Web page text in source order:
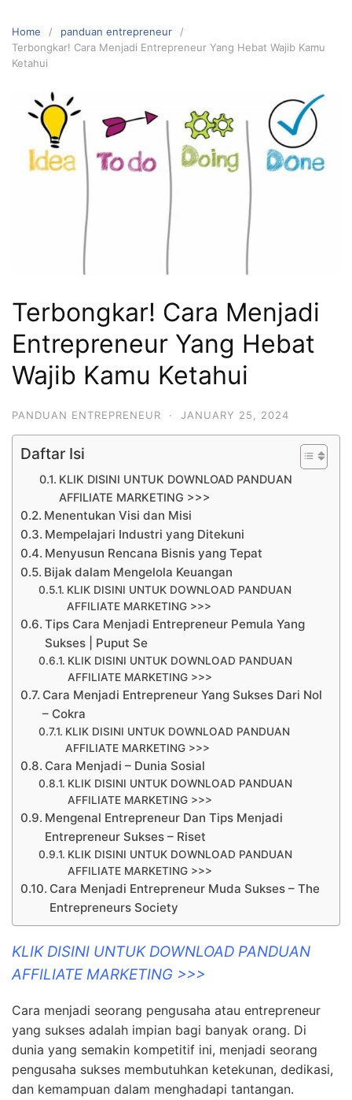
Home
panduan entrepreneur
Terbongkar! Cara Menjadi Entrepreneur Yang Hebat Wajib Kamu
Ketahui
Terbongkar! Cara Menjadi
Entrepreneur Yang Hebat
Wajib Kamu Ketahui
PANDUAN ENTREPRENEUR · JANUARY 25, 2024
Daftar Isi
KLIK DISINI UNTUK DOWNLOAD PANDUAN
AFFILIATE MARKETING >>>
Menentukan Visi dan Misi
Mempelajari Industri yang Ditekuni
Menyusun Rencana Bisnis yang Tepat
Bijak dalam Mengelola Keuangan
KLIK DISINI UNTUK DOWNLOAD PANDUAN
AFFILIATE MARKETING >>>
Tips Cara Menjadi Entrepreneur Pemula Yang
Sukses | Puput Se
KLIK DISINI UNTUK DOWNLOAD PANDUAN
AFFILIATE MARKETING >>>
Cara Menjadi Entrepreneur Yang Sukses Dari Nol
– Cokra
KLIK DISINI UNTUK DOWNLOAD PANDUAN
AFFILIATE MARKETING >>>
Cara Menjadi – Dunia Sosial
KLIK DISINI UNTUK DOWNLOAD PANDUAN
AFFILIATE MARKETING >>>
Mengenal Entrepreneur Dan Tips Menjadi
Entrepreneur Sukses – Riset
KLIK DISINI UNTUK DOWNLOAD PANDUAN
AFFILIATE MARKETING >>>
Cara Menjadi Entrepreneur Muda Sukses – The
Entrepreneurs Society
KLIK DISINI UNTUK DOWNLOAD PANDUAN
AFFILIATE MARKETING >>>
Cara menjadi seorang pengusaha atau entrepreneur
yang sukses adalah impian bagi banyak orang. Di
dunia yang semakin kompetitif ini, menjadi seorang
pengusaha sukses membutuhkan ketekunan, dedikasi,
dan kemampuan dalam menghadapi tantangan.